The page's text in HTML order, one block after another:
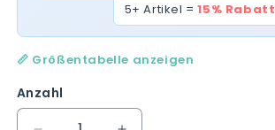
5+ Artikel =15% Rabatt
📏 Größentabelle anzeigen
Anzahl